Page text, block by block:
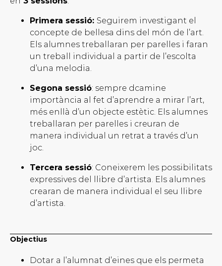
Primera sessió: Seguirem investigant el
concepte de bellesa dins del món de l’art.
Els alumnes treballaran per parelles i faran
un treball individual a partir de l’escolta
d’una melodia.
Segona sessió: sempre dcamine
importància al fet d’aprendre a mirar l’art,
més enllà d’un objecte estètic. Els alumnes
treballaran per parelles i creuran de
manera individual un retrat a través d’un
joc.
Tercera sessió: Coneixerem les possibilitats
expressives del llibre d’artista. Els alumnes
crearan de manera individual el seu llibre
d’artista.
Objectius
Dotar a l’alumnat d’eines que els permeta